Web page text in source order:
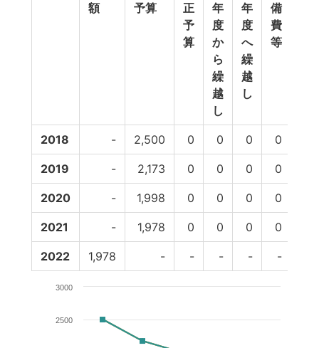
額
予算
正
予
算
年
度
か
ら
繰
越
し
年
度
へ
繰
越
し
備
費
等
2018 - 2,500 0 0 0 0
2019 - 2,173 0 0 0 0
2020 - 1,998 0 0 0 0
2021 - 1,978 0 0 0 0
2022 1,978 - - - - -
2500
3000